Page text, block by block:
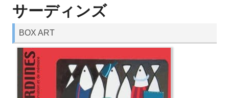
サーディンズ
BOX ART